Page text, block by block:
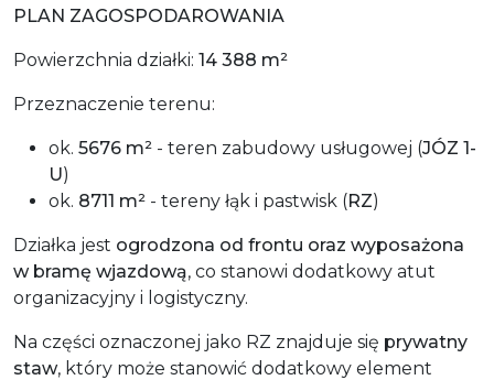
PLAN ZAGOSPODAROWANIA
Powierzchnia działki: 14 388 m²
Przeznaczenie terenu:
ok. 5676 m² - teren zabudowy usługowej (JÓZ 1-
U)
ok. 8711 m² - tereny łąk i pastwisk (RZ)
Działka jest ogrodzona od frontu oraz wyposażona
w bramę wjazdową, co stanowi dodatkowy atut
organizacyjny i logistyczny.
Na części oznaczonej jako RZ znajduje się prywatny
staw, który może stanowić dodatkowy element